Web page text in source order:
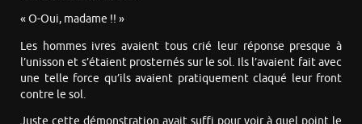
« O-Oui, madame !! »
Les hommes ivres avaient tous crié leur réponse presque à
l’unisson et s’étaient prosternés sur le sol. Ils l’avaient fait avec
une telle force qu’ils avaient pratiquement claqué leur front
contre le sol.